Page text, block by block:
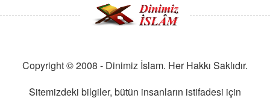
Copyright © 2008 - Dinimiz İslam. Her Hakkı Saklıdır.
Sitemizdeki bilgiler, bütün insanların istifadesi için